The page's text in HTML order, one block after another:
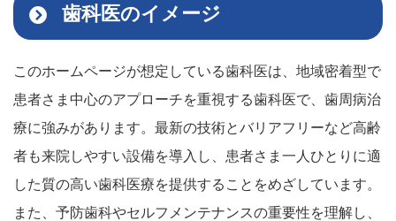
歯科医のイメージ
このホームページが想定している歯科医は、地域密着型で
患者さま中心のアプローチを重視する歯科医で、歯周病治
療に強みがあります。最新の技術とバリアフリーなど高齢
者も来院しやすい設備を導入し、患者さま一人ひとりに適
した質の高い歯科医療を提供することをめざしています。
また、予防歯科やセルフメンテナンスの重要性を理解し、